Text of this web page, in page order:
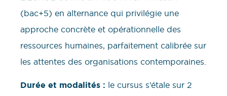
(bac+5) en alternance qui privilégie une
approche concrète et opérationnelle des
ressources humaines, parfaitement calibrée sur
les attentes des organisations contemporaines.
Durée et modalités : le cursus s’étale sur 2